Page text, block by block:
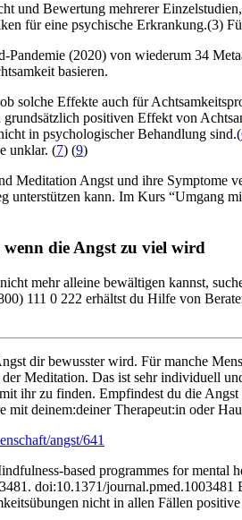
und Bewertung mehrerer
für eine psychische Erkrankung.(3)
Pandemie (2020) von wiederum 34
basieren.
solche Effekte auch für
positiven Effekt von
in psychologischer Behandlung sind.(
unklar. (7) (9)
Meditation Angst und ihre
kann. Im Kurs “Umgang
die Angst zu viel wird
mehr alleine bewältigen kannst,
111 0 222 erhältst du Hilfe von
dir bewusster wird. Für manche
Meditation. Das ist sehr individuell
ihr zu finden. Empfindest du die
deinem:deiner Therapeut:in oder
angst/641
based programmes for
doi:10.1371/
nicht in allen Fällen